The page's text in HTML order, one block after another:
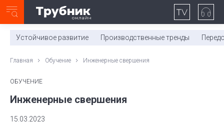
0:00/ 11:03
Устойчивое развитие Производственные тренды
Главная Обучение Инженерные свершения
ОБУЧЕНИЕ
Инженерные свершения
15.03.2023